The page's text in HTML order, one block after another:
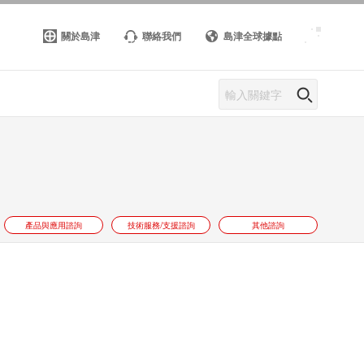
關於島津 聯絡我們 島津全球據點
產品與應用諮詢 技術服務/支援諮詢 其他諮詢